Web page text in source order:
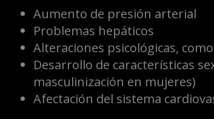
Aumento de presión arterial
Problemas hepáticos
Alteraciones psicológicas,
Desarrollo de características
masculinización en mujeres)
Afectación del sistema